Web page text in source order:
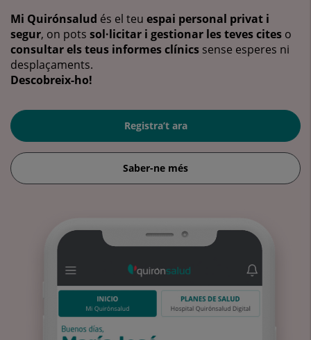
Mi Quirónsalud és el teu espai personal privat i
segur, on pots sol·licitar i gestionar les teves cites o
consultar els teus informes clínics sense esperes ni
desplaçaments.
Descobreix-ho!
Registra’t ara
Saber-ne més